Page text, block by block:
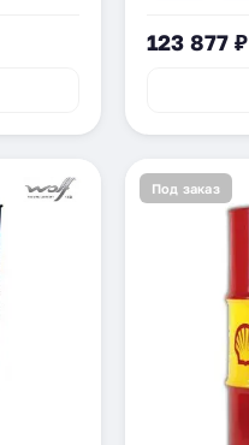
123 877 ₽
Под заказ